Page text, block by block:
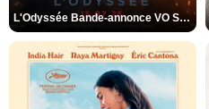
L'Odyssée Bande-annonce VO STFR